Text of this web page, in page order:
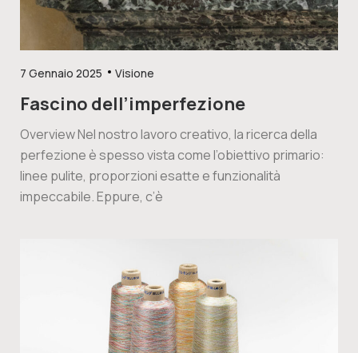
7 Gennaio 2025 Visione
Fascino dell’imperfezione
Overview Nel nostro lavoro creativo, la ricerca della
perfezione è spesso vista come l’obiettivo primario:
linee pulite, proporzioni esatte e funzionalità
impeccabile. Eppure, c’è